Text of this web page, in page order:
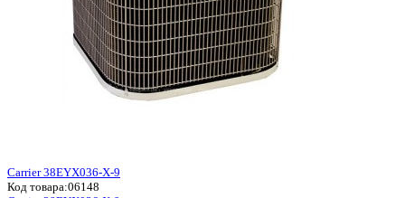
Carrier 38EYX036-X-9
Код товара:06148